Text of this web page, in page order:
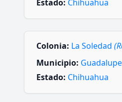
Estado: Chihuahua
Colonia: La Soledad
Municipio:
Estado: Chihuahua